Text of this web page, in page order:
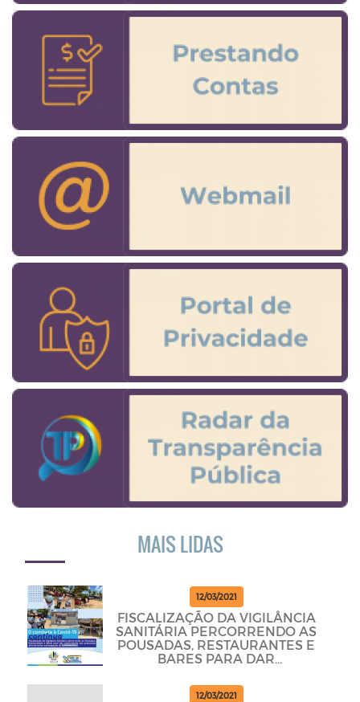
MAIS LIDAS
12/03/2021
FISCALIZAÇÃO DA VIGILÂNCIA
SANITÁRIA PERCORRENDO AS
POUSADAS, RESTAURANTES E
BARES PARA DAR
12/03/2021